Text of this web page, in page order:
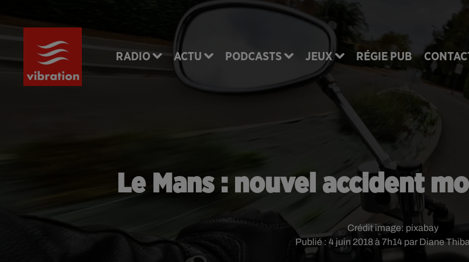
RADIO ACTU PODCASTS JEUX RÉGIE PUB
Le Mans : nouvel accident
Publié : 4 juin 2018 à 7h14 par Diane
Crédit image: pixabay